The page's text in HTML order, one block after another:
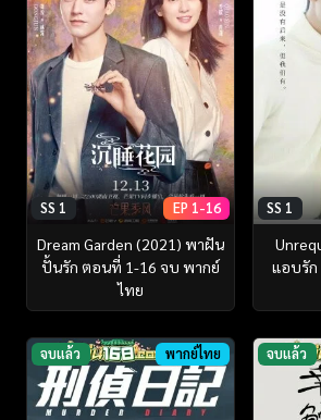
SS 1 EP 1-16
Dream Garden (2021) พาฝัน
ปั้นรัก ตอนที่ 1-16 จบ พากย์
ไทย
SS 1
แอบรั
จบแล้ว พากย์ไทย จบแล้ว